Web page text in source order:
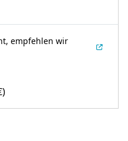
empfehlen wir
)